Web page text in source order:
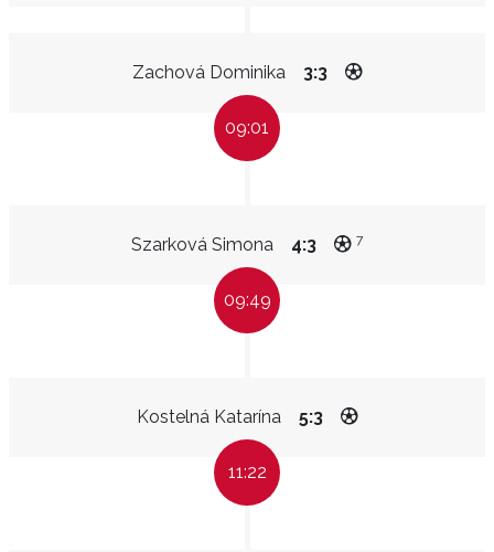
Zachová Dominika 3:3
09:01
Szarková Simona 4:3 7
09:49
Kostelná Katarína 5:3
11:22